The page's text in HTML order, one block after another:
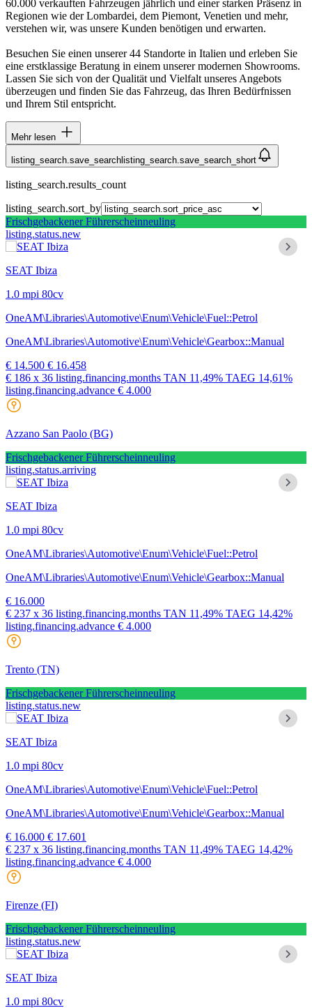
60.000 verkauften Fahrzeugen jährlich und einer starken Präsenz in
Regionen wie der Lombardei, dem Piemont, Venetien und mehr,
verstehen wir, was unsere Kunden benötigen und erwarten.
Besuchen Sie einen unserer 44 Standorte in Italien und erleben Sie
eine erstklassige Beratung in einem unserer modernen Showrooms.
Lassen Sie sich von der Qualität und Vielfalt unseres Angebots
überzeugen und finden Sie das Fahrzeug, das Ihren Bedürfnissen
und Ihrem Stil entspricht.
Mehr lesen
listing_search.save_searchlisting_search.save_search_short
listing_search.results_count
listing_search.sort_by
Frischgebackener Führerscheinneuling
listing.status.new
SEAT Ibiza
1.0 mpi 80cv
OneAM\Libraries\Automotive\Enum\Vehicle\Fuel::Petrol
OneAM\Libraries\Automotive\Enum\Vehicle\Gearbox::Manual
€ 14.500 € 16.458
€ 186 x 36 listing.financing.months TAN 11,49% TAEG 14,61%
listing.financing.advance € 4.000
Azzano San Paolo (BG)
Frischgebackener Führerscheinneuling
listing.status.arriving
SEAT Ibiza
1.0 mpi 80cv
OneAM\Libraries\Automotive\Enum\Vehicle\Fuel::Petrol
OneAM\Libraries\Automotive\Enum\Vehicle\Gearbox::Manual
€ 16.000
€ 237 x 36 listing.financing.months TAN 11,49% TAEG 14,42%
listing.financing.advance € 4.000
Trento (TN)
Frischgebackener Führerscheinneuling
listing.status.new
SEAT Ibiza
1.0 mpi 80cv
OneAM\Libraries\Automotive\Enum\Vehicle\Fuel::Petrol
OneAM\Libraries\Automotive\Enum\Vehicle\Gearbox::Manual
€ 16.000 € 17.601
€ 237 x 36 listing.financing.months TAN 11,49% TAEG 14,42%
listing.financing.advance € 4.000
Firenze (FI)
Frischgebackener Führerscheinneuling
listing.status.new
SEAT Ibiza
1.0 mpi 80cv